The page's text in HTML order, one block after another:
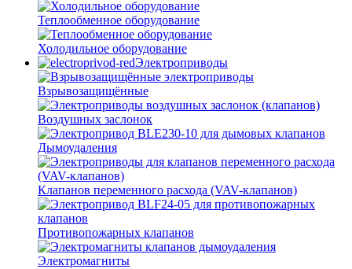
Теплообменное оборудование
Холодильное оборудование
Электроприводы
Взрывозащищённые
Воздушных заслонок
Дымоудаления
Клапанов переменного расхода (VAV-клапанов)
Противопожарных клапанов
Электромагниты